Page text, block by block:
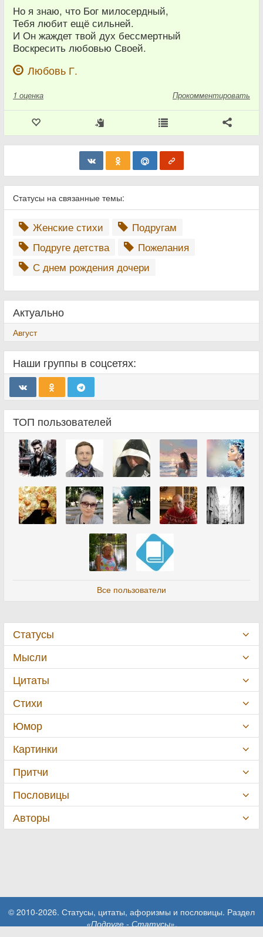
Но я знаю, что Бог милосердный,
Тебя любит ещё сильней.
И Он жаждет твой дух бессмертный
Воскресить любовью Своей.
Любовь Г.
1 оценка Прокомментировать
Статусы на связанные темы:
Женские стихи
Подругам
Подруге детства
Пожелания
С днем рождения дочери
Актуально
Август
Наши группы в соцсетях:
ТОП пользователей
Все пользователи
Статусы
Мысли
Цитаты
Стихи
Юмор
Картинки
Притчи
Пословицы
Авторы
© 2010-2026. Статусы, цитаты, афоризмы и пословицы. Раздел
«Подруге - Статусы».